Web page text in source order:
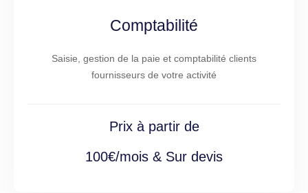
Comptabilité
Saisie, gestion de la paie et comptabilité clients
fournisseurs de votre activité
Prix à partir de
100€/mois & Sur devis